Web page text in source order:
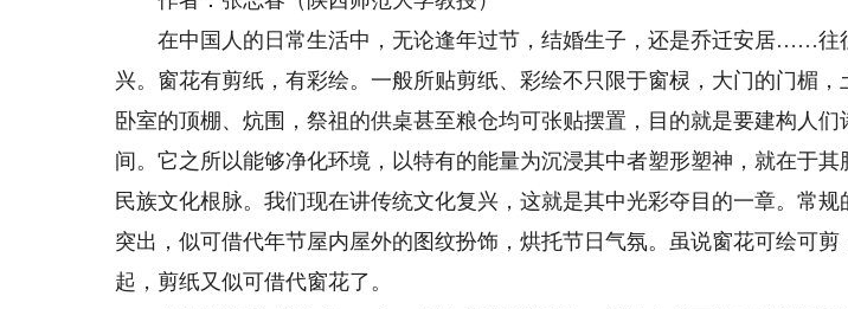
在中国人的日常生活中，无论逢年过节，结婚生子，还是乔迁安居……往
兴。窗花有剪纸，有彩绘。一般所贴剪纸、彩绘不只限于窗棂，大门的门楣，
卧室的顶棚、炕围，祭祖的供桌甚至粮仓均可张贴摆置，目的就是要建构人们
间。它之所以能够净化环境，以特有的能量为沉浸其中者塑形塑神，就在于其
民族文化根脉。我们现在讲传统文化复兴，这就是其中光彩夺目的一章。常规
突出，似可借代年节屋内屋外的图纹扮饰，烘托节日气氛。虽说窗花可绘可剪
起，剪纸又似可借代窗花了。